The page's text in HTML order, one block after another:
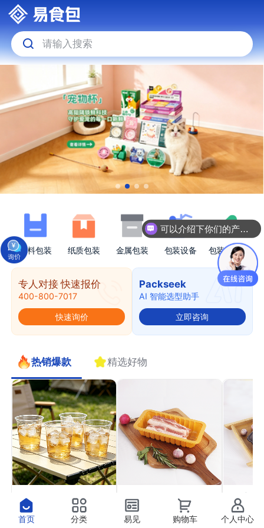
请输入搜索
塑料包装 纸质包装 金属包装 包装设备 包装原材料
专人对接 快速报价
400-800-7017
快速询价
Packseek
AI 智能选型助手
立即咨询
热销爆款 精选好物
PET果切杯11
￥0.41
PP气调托盒22
￥0.37
PP高
￥
首页 分类 易见 购物车 个人中心
可以介绍下你们的产品么